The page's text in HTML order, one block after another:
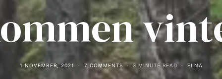
1 NOVEMBER, 2021 7 COMMENTS 3 MINUTE READ ELNA